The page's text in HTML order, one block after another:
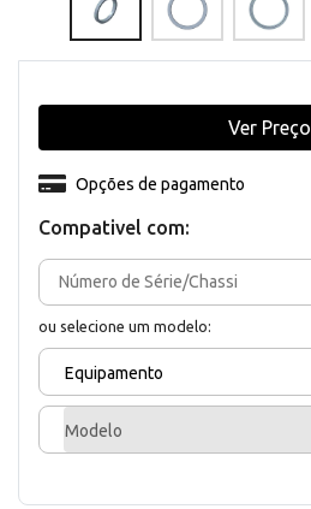
Compativel com:
ou selecione um modelo:
Equipamento
Modelo
Opções de pagamento
Ver Preço